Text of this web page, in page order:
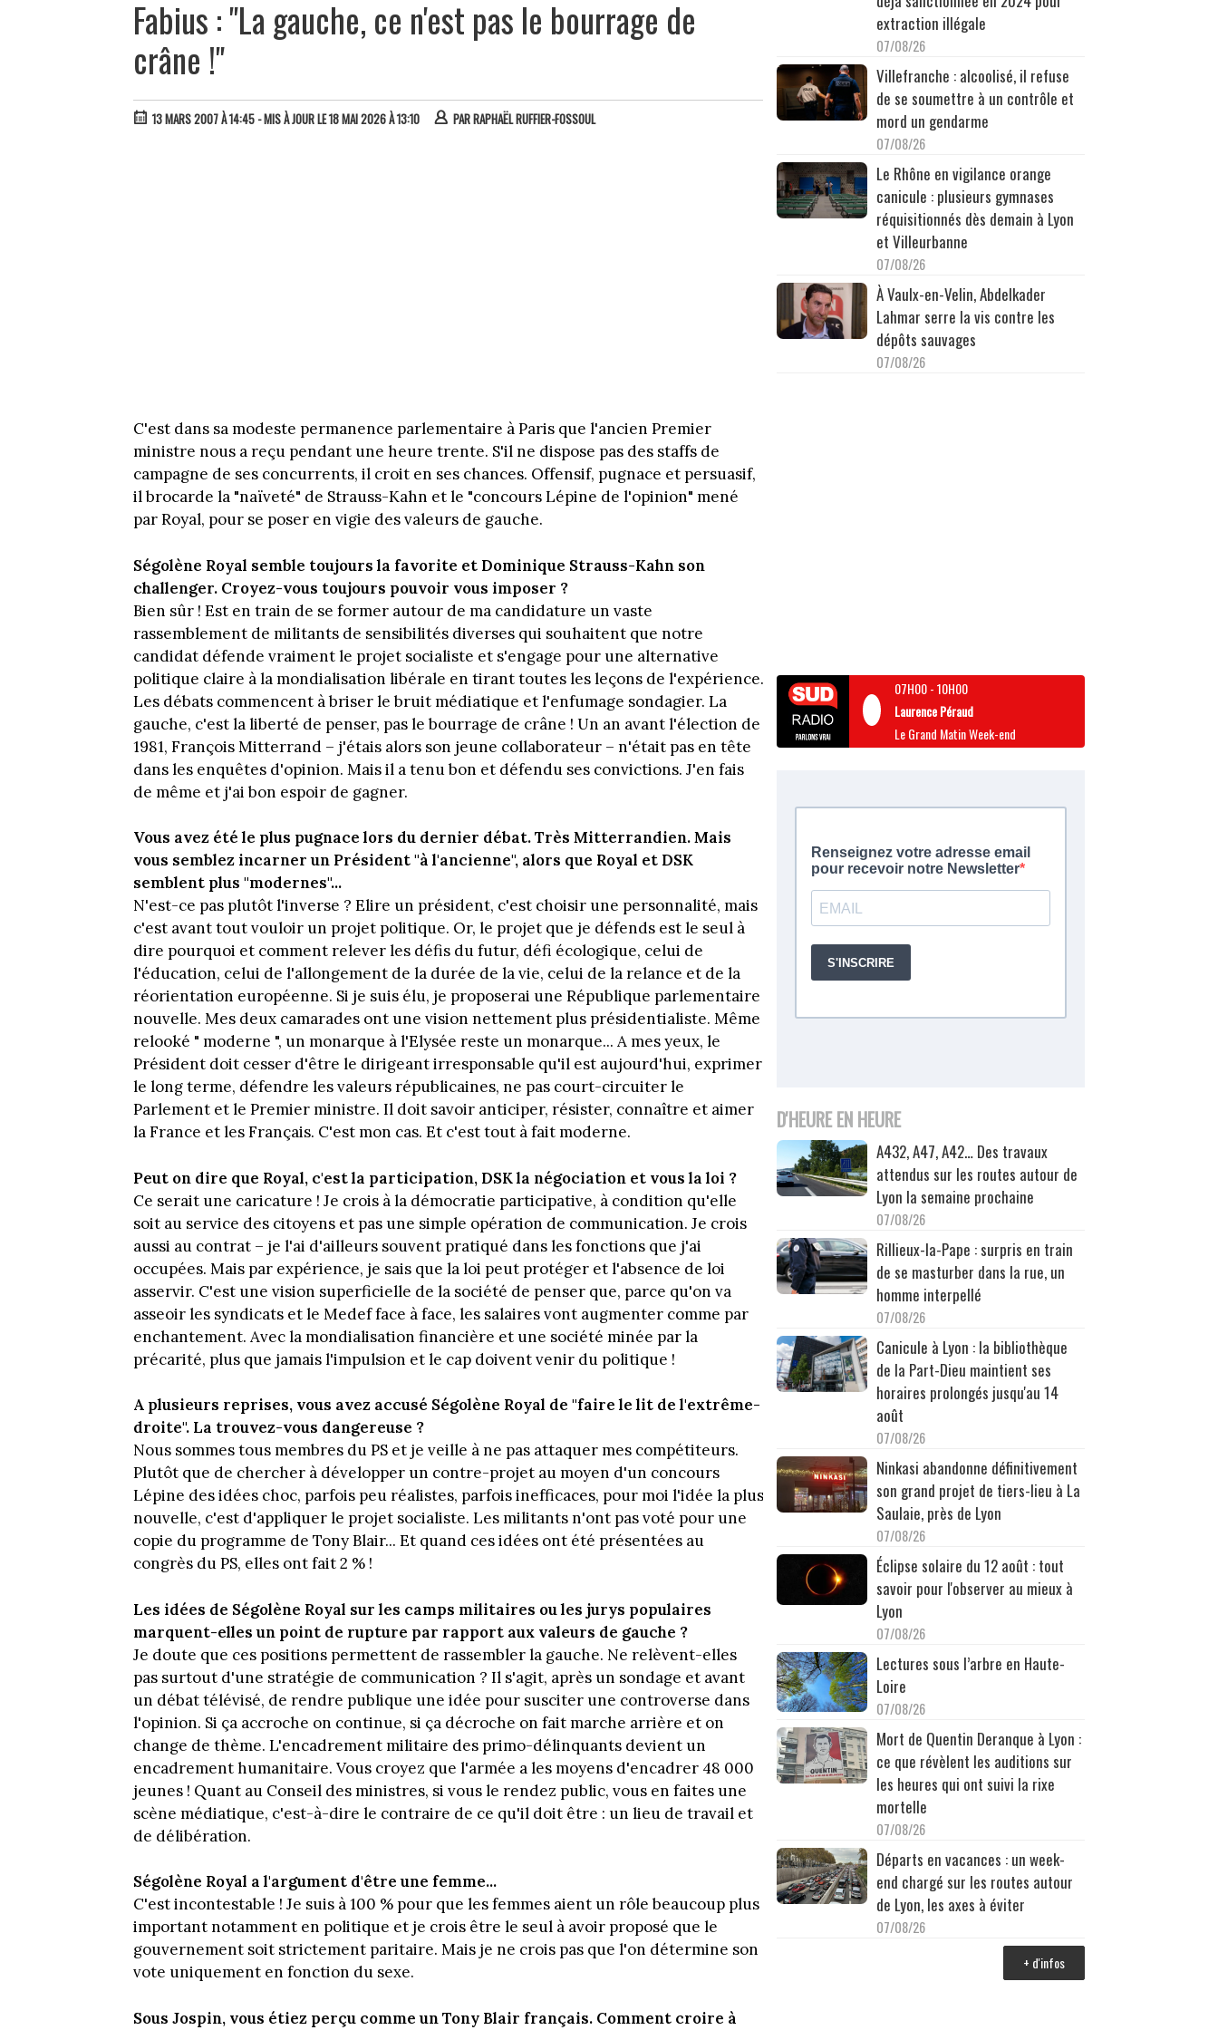
Fabius : "La gauche, ce n'est pas le bourrage de
crâne !"
13 MARS 2007 À 14:45 - MIS À JOUR LE 18 MAI 2026 À 13:10 PARRAPHAËL RUFFIER-FOSSOUL
C'est dans sa modeste permanence parlementaire à Paris que l'ancien Premier
ministre nous a reçu pendant une heure trente. S'il ne dispose pas des staffs de
campagne de ses concurrents, il croit en ses chances. Offensif, pugnace et persuasif,
il brocarde la "naïveté" de Strauss-Kahn et le "concours Lépine de l'opinion" mené
par Royal, pour se poser en vigie des valeurs de gauche.
Ségolène Royal semble toujours la favorite et Dominique Strauss-Kahn son
challenger. Croyez-vous toujours pouvoir vous imposer ?
Bien sûr ! Est en train de se former autour de ma candidature un vaste
rassemblement de militants de sensibilités diverses qui souhaitent que notre
candidat défende vraiment le projet socialiste et s'engage pour une alternative
politique claire à la mondialisation libérale en tirant toutes les leçons de l'expérience.
Les débats commencent à briser le bruit médiatique et l'enfumage sondagier. La
gauche, c'est la liberté de penser, pas le bourrage de crâne ! Un an avant l'élection de
1981, François Mitterrand – j'étais alors son jeune collaborateur – n'était pas en tête
dans les enquêtes d'opinion. Mais il a tenu bon et défendu ses convictions. J'en fais
de même et j'ai bon espoir de gagner.
Vous avez été le plus pugnace lors du dernier débat. Très Mitterrandien. Mais
vous semblez incarner un Président "à l'ancienne", alors que Royal et DSK
semblent plus "modernes"...
N'est-ce pas plutôt l'inverse ? Elire un président, c'est choisir une personnalité, mais
c'est avant tout vouloir un projet politique. Or, le projet que je défends est le seul à
dire pourquoi et comment relever les défis du futur, défi écologique, celui de
l'éducation, celui de l'allongement de la durée de la vie, celui de la relance et de la
réorientation européenne. Si je suis élu, je proposerai une République parlementaire
nouvelle. Mes deux camarades ont une vision nettement plus présidentialiste. Même
relooké " moderne ", un monarque à l'Elysée reste un monarque... A mes yeux, le
Président doit cesser d'être le dirigeant irresponsable qu'il est aujourd'hui, exprimer
le long terme, défendre les valeurs républicaines, ne pas court-circuiter le
Parlement et le Premier ministre. Il doit savoir anticiper, résister, connaître et aimer
la France et les Français. C'est mon cas. Et c'est tout à fait moderne.
Peut on dire que Royal, c'est la participation, DSK la négociation et vous la loi ?
Ce serait une caricature ! Je crois à la démocratie participative, à condition qu'elle
soit au service des citoyens et pas une simple opération de communication. Je crois
aussi au contrat – je l'ai d'ailleurs souvent pratiqué dans les fonctions que j'ai
occupées. Mais par expérience, je sais que la loi peut protéger et l'absence de loi
asservir. C'est une vision superficielle de la société de penser que, parce qu'on va
asseoir les syndicats et le Medef face à face, les salaires vont augmenter comme par
enchantement. Avec la mondialisation financière et une société minée par la
précarité, plus que jamais l'impulsion et le cap doivent venir du politique !
A plusieurs reprises, vous avez accusé Ségolène Royal de "faire le lit de l'extrême-
droite". La trouvez-vous dangereuse ?
Nous sommes tous membres du PS et je veille à ne pas attaquer mes compétiteurs.
Plutôt que de chercher à développer un contre-projet au moyen d'un concours
Lépine des idées choc, parfois peu réalistes, parfois inefficaces, pour moi l'idée la plus
nouvelle, c'est d'appliquer le projet socialiste. Les militants n'ont pas voté pour une
copie du programme de Tony Blair... Et quand ces idées ont été présentées au
congrès du PS, elles ont fait 2 % !
Les idées de Ségolène Royal sur les camps militaires ou les jurys populaires
marquent-elles un point de rupture par rapport aux valeurs de gauche ?
Je doute que ces positions permettent de rassembler la gauche. Ne relèvent-elles
pas surtout d'une stratégie de communication ? Il s'agit, après un sondage et avant
un débat télévisé, de rendre publique une idée pour susciter une controverse dans
l'opinion. Si ça accroche on continue, si ça décroche on fait marche arrière et on
change de thème. L'encadrement militaire des primo-délinquants devient un
encadrement humanitaire. Vous croyez que l'armée a les moyens d'encadrer 48 000
jeunes ! Quant au Conseil des ministres, si vous le rendez public, vous en faites une
scène médiatique, c'est-à-dire le contraire de ce qu'il doit être : un lieu de travail et
de délibération.
Ségolène Royal a l'argument d'être une femme...
C'est incontestable ! Je suis à 100 % pour que les femmes aient un rôle beaucoup plus
important notamment en politique et je crois être le seul à avoir proposé que le
gouvernement soit strictement paritaire. Mais je ne crois pas que l'on détermine son
vote uniquement en fonction du sexe.
Sous Jospin, vous étiez perçu comme un Tony Blair français. Comment croire à
extraction illégale
07/08/26
Villefranche : alcoolisé, il refuse
de se soumettre à un contrôle et
mord un gendarme
07/08/26
Le Rhône en vigilance orange
canicule : plusieurs gymnases
réquisitionnés dès demain à Lyon
et Villeurbanne
07/08/26
À Vaulx-en-Velin, Abdelkader
Lahmar serre la vis contre les
dépôts sauvages
07/08/26
07H00-10H00
Laurence Péraud
Le Grand Matin Week-end
D'HEURE EN HEURE
A432, A47, A42… Des travaux
attendus sur les routes autour de
Lyon la semaine prochaine
07/08/26
Rillieux-la-Pape : surpris en train
de se masturber dans la rue, un
homme interpellé
07/08/26
Canicule à Lyon : la bibliothèque
de la Part-Dieu maintient ses
horaires prolongés jusqu'au 14
août
07/08/26
Ninkasi abandonne définitivement
son grand projet de tiers-lieu à La
Saulaie, près de Lyon
07/08/26
Éclipse solaire du 12 août : tout
savoir pour l'observer au mieux à
Lyon
07/08/26
Lectures sous l’arbre en Haute-
Loire
07/08/26
Mort de Quentin Deranque à Lyon :
ce que révèlent les auditions sur
les heures qui ont suivi la rixe
mortelle
07/08/26
Départs en vacances : un week-
end chargé sur les routes autour
de Lyon, les axes à éviter
07/08/26
+ d'infos